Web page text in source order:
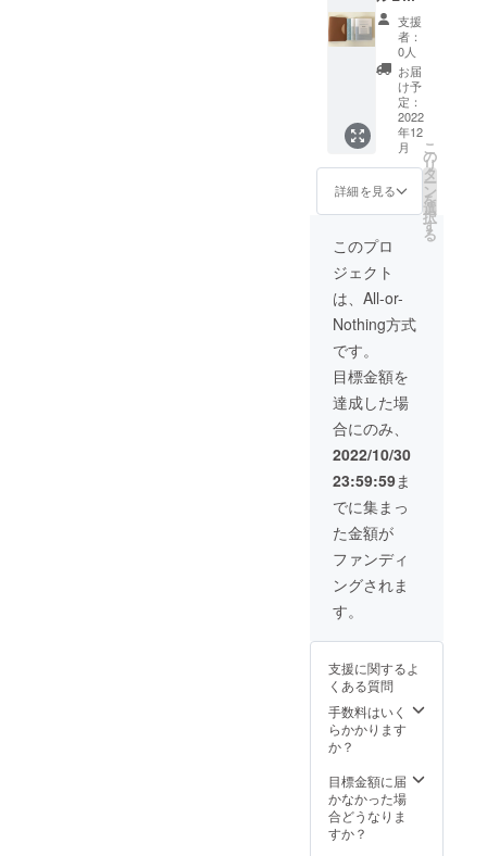
税抜き
４000円
のとこ
ろを税
込み送
料込み
で3500
円で提
供致し
ます。
（クロ
ス８
ページ
＆ライ
ン24
ペー
ジ）+カ
レンダ
－ 革表
紙の色
はキャ
メルで
す。ラ
イン24
ページ
にはノ
ンブル
が付き
ます。
税抜き
４000円
のとこ
ろを税
込み送
料込み
で3500
円で提
供致し
ます。
支援
者：
0人
お届
け予
定：
2022
年12
月
詳細を見る
こ
の
リ
タ
ー
ン
を
選
択
す
る
このプロ
ジェクト
は、All-or-
Nothing方式
です。
目標金額を
達成した場
合にのみ、
2022/10/30
23:59:59ま
でに集まっ
た金額が
ファンディ
ングされま
す。
支援に関するよ
くある質問
手数料はいく
らかかります
か？
目標金額に届
かなかった場
合どうなりま
すか？